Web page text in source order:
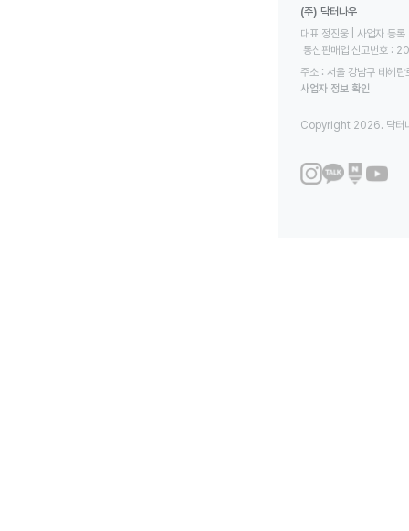
(주) 닥터나우
대표 정진웅 | 사업자
통신판매업 신고번호
주소 : 서울 강남구 테헤
사업자 정보 확인
Copyright 2026. 닥터